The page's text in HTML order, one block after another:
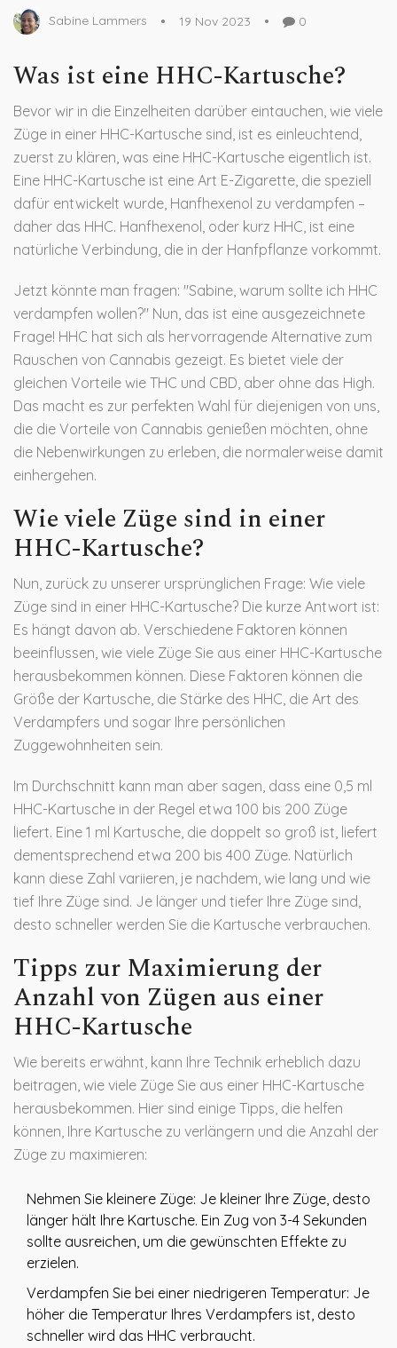
Sabine Lammers 19 Nov 2023 0
Was ist eine HHC-Kartusche?
Bevor wir in die Einzelheiten darüber eintauchen, wie viele
Züge in einer HHC-Kartusche sind, ist es einleuchtend,
zuerst zu klären, was eine HHC-Kartusche eigentlich ist.
Eine HHC-Kartusche ist eine Art E-Zigarette, die speziell
dafür entwickelt wurde, Hanfhexenol zu verdampfen –
daher das HHC. Hanfhexenol, oder kurz HHC, ist eine
natürliche Verbindung, die in der Hanfpflanze vorkommt.
Jetzt könnte man fragen: "Sabine, warum sollte ich HHC
verdampfen wollen?" Nun, das ist eine ausgezeichnete
Frage! HHC hat sich als hervorragende Alternative zum
Rauschen von Cannabis gezeigt. Es bietet viele der
gleichen Vorteile wie THC und CBD, aber ohne das High.
Das macht es zur perfekten Wahl für diejenigen von uns,
die die Vorteile von Cannabis genießen möchten, ohne
die Nebenwirkungen zu erleben, die normalerweise damit
einhergehen.
Wie viele Züge sind in einer
HHC-Kartusche?
Nun, zurück zu unserer ursprünglichen Frage: Wie viele
Züge sind in einer HHC-Kartusche? Die kurze Antwort ist:
Es hängt davon ab. Verschiedene Faktoren können
beeinflussen, wie viele Züge Sie aus einer HHC-Kartusche
herausbekommen können. Diese Faktoren können die
Größe der Kartusche, die Stärke des HHC, die Art des
Verdampfers und sogar Ihre persönlichen
Zuggewohnheiten sein.
Im Durchschnitt kann man aber sagen, dass eine 0,5 ml
HHC-Kartusche in der Regel etwa 100 bis 200 Züge
liefert. Eine 1 ml Kartusche, die doppelt so groß ist, liefert
dementsprechend etwa 200 bis 400 Züge. Natürlich
kann diese Zahl variieren, je nachdem, wie lang und wie
tief Ihre Züge sind. Je länger und tiefer Ihre Züge sind,
desto schneller werden Sie die Kartusche verbrauchen.
Tipps zur Maximierung der
Anzahl von Zügen aus einer
HHC-Kartusche
Wie bereits erwähnt, kann Ihre Technik erheblich dazu
beitragen, wie viele Züge Sie aus einer HHC-Kartusche
herausbekommen. Hier sind einige Tipps, die helfen
können, Ihre Kartusche zu verlängern und die Anzahl der
Züge zu maximieren:
Nehmen Sie kleinere Züge: Je kleiner Ihre Züge, desto
länger hält Ihre Kartusche. Ein Zug von 3-4 Sekunden
sollte ausreichen, um die gewünschten Effekte zu
erzielen.
Verdampfen Sie bei einer niedrigeren Temperatur: Je
höher die Temperatur Ihres Verdampfers ist, desto
schneller wird das HHC verbraucht.